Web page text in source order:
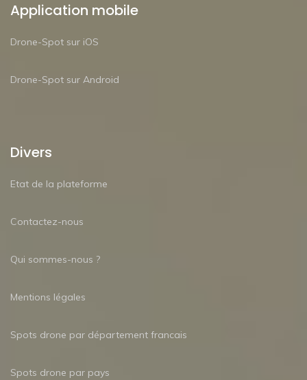
Application mobile
Drone-Spot sur iOS
Drone-Spot sur Android
Divers
Etat de la plateforme
Contactez-nous
Qui sommes-nous ?
Mentions légales
Spots drone par département francais
Spots drone par pays